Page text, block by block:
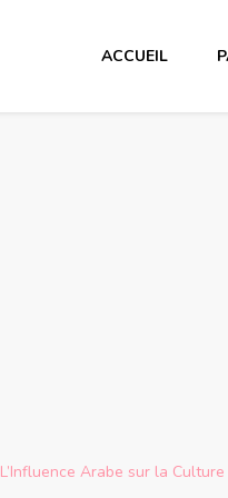
ACCUEIL
L’Influence Arabe sur la